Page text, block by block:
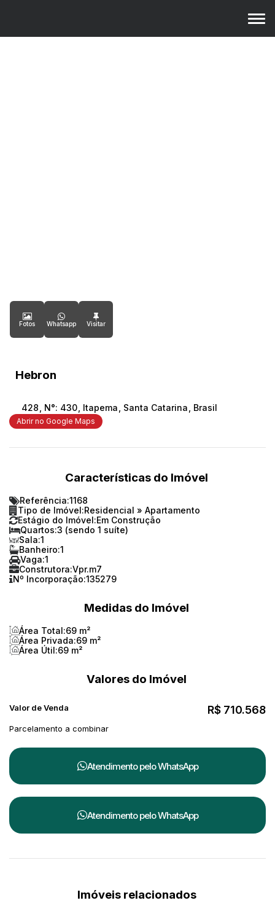
Fotos Whatsapp
Hebron
428 N°: 430 Itapema Santa Catarina Brasil
Abrir no Google Maps
Características do Imóvel
Referência:1168
Tipo de Imóvel:Residencial » Apartamento
Estágio do Imóvel:Em Construção
Quartos:3 (sendo 1 suíte)
Sala:1
Banheiro:1
Vaga:1
Construtora:Vpr.m7
Nº Incorporação:135279
Medidas do Imóvel
Área Total:69 m²
Área Privada:69 m²
Área Útil:69 m²
Valores do Imóvel
R$ 710.568
Valor de Venda
Parcelamento a combinar
Atendimento peloWhatsApp
Atendimento peloWhatsApp
Imóveis relacionados